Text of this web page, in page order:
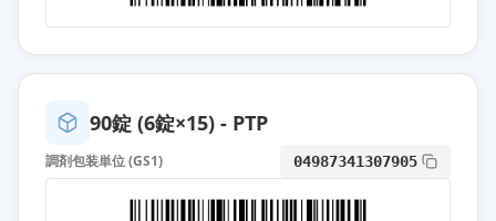
通常出荷
薬価 38.90 円
炭酸ランタン顆粒分包500mg「フソ
限定出荷
90錠 (6錠×15) - PTP
調剤包装単位 (GS1) 04987341307905